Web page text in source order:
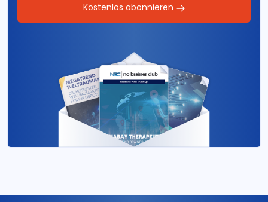
Kostenlos abonnieren